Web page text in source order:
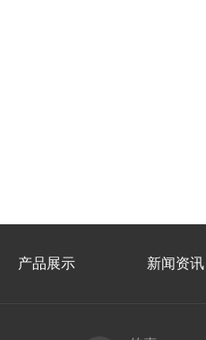
产品展示 新闻资讯